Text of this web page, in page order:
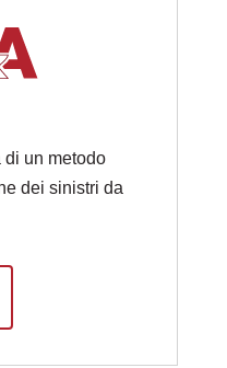
di un metodo
dei sinistri da